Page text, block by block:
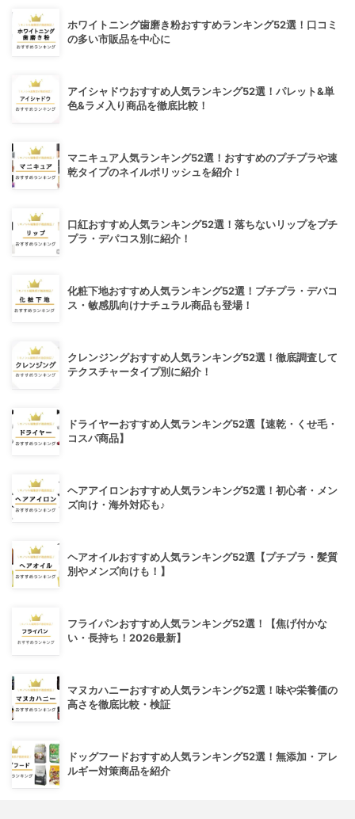
ホワイトニング歯磨き粉おすすめランキング52選！口コミ
の多い市販品を中心に
アイシャドウおすすめ人気ランキング52選！パレット&単
色&ラメ入り商品を徹底比較！
マニキュア人気ランキング52選！おすすめのプチプラや速
乾タイプのネイルポリッシュを紹介！
口紅おすすめ人気ランキング52選！落ちないリップをプチ
プラ・デパコス別に紹介！
化粧下地おすすめ人気ランキング52選！プチプラ・デパコ
ス・敏感肌向けナチュラル商品も登場！
クレンジングおすすめ人気ランキング52選！徹底調査して
テクスチャータイプ別に紹介！
ドライヤーおすすめ人気ランキング52選【速乾・くせ毛・
コスパ商品】
ヘアアイロンおすすめ人気ランキング52選！初心者・メン
ズ向け・海外対応も♪
ヘアオイルおすすめ人気ランキング52選【プチプラ・髪質
別やメンズ向けも！】
フライパンおすすめ人気ランキング52選！【焦げ付かな
い・長持ち！2026最新】
マヌカハニーおすすめ人気ランキング52選！味や栄養価の
高さを徹底比較・検証
ドッグフードおすすめ人気ランキング52選！無添加・アレ
ルギー対策商品を紹介